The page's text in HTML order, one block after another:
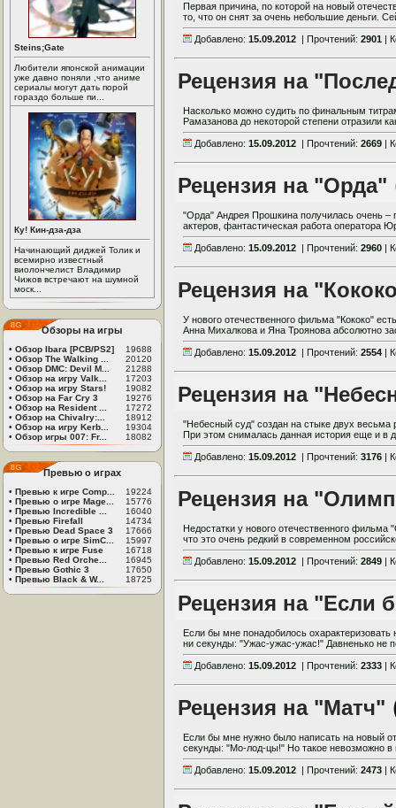
Steins;Gate
Любители японской анимации
уже давно поняли ,что аниме
сериалы могут дать порой
гораздо больше пи...
Ку! Кин-дза-дза
Начинающий диджей Толик и
всемирно известный
виолончелист Владимир
Чижов встречают на шумной
моск...
Обзоры на игры
• Обзор Ibara [PCB/PS2]
19688
• Обзор The Walking ...
20120
• Обзор DMC: Devil M...
21288
• Обзор на игру Valk...
17203
• Обзор на игру Stars!
19082
• Обзор на Far Cry 3
19276
• Обзор на Resident ...
17272
• Обзор на Chivalry:...
18912
• Обзор на игру Kerb...
19304
• Обзор игры 007: Fr... 18082
Превью о играх
• Превью к игре Comp...
19224
• Превью о игре Mage...
15776
• Превью Incredible ...
16040
• Превью Firefall
14734
• Превью Dead Space 3
17666
• Превью о игре SimC...
15997
• Превью к игре Fuse
16718
• Превью Red Orche...
16945
• Превью Gothic 3
17650
• Превью Black & W... 18725
Первая причина, по которой на новый
то, что он снят за очень небольшие деньги.
Добавлено: 15.09.2012 | Прочтений: 2901 |
Рецензия на
Насколько можно судить по финальным
Рамазанова до некоторой степени отразили
Добавлено: 15.09.2012 | Прочтений: 2669 |
Рецензия на "Орда"
"Орда" Андрея Прошкина получилась очень –
актеров, фантастическая работа оператора
Добавлено: 15.09.2012 | Прочтений: 2960 |
Рецензия на
У нового отечественного фильма "Кококо"
Анна Михалкова и Яна Троянова абсолютно
Добавлено: 15.09.2012 | Прочтений: 2554 |
Рецензия на
"Небесный суд" создан на стыке двух весьма
При этом снималась данная история еще и в
Добавлено: 15.09.2012 | Прочтений: 3176 |
Рецензия на
Недостатки у нового отечественного
что это очень редкий в современном
Добавлено: 15.09.2012 | Прочтений: 2849 |
Рецензия на "Если
Если бы мне понадобилось
ни секунды: "Ужас-ужас-ужас!" Давненько не
Добавлено: 15.09.2012 | Прочтений: 2333 |
Рецензия на "Матч"
Если бы мне нужно было написать на новый
секунды: "Мо-лод-цы!" Но такое невозможно в
Добавлено: 15.09.2012 | Прочтений: 2473 |